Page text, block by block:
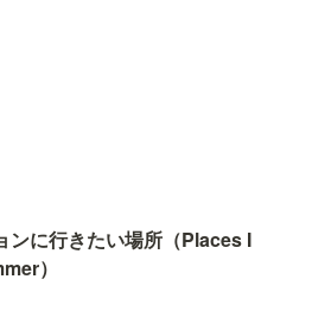
ンに行きたい場所（Places I
）